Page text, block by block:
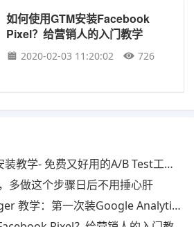
如何使用GTM安装Facebook
Pixel？给营销人的入门教学
2020-02-03 11:20:02 726
学- 免费又好用的A/B Test工具！
多做这个步骤日后不用捶心肝
学：第一次装Google Analytics就上手